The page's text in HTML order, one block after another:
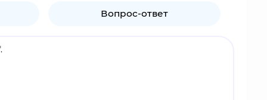
Вопрос-ответ